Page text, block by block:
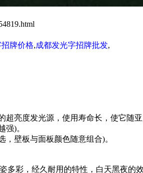
牌价格,成都发光字招牌批发,
超亮度发光源，使用寿命长，使它随
强)。
壁板与面板颜色随意组合)。
多彩，经久耐用的特性，白天黑夜